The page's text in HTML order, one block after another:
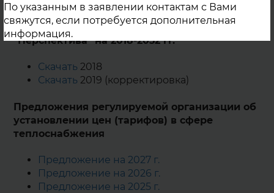
По указанным в заявлении контактам с Вами
свяжутся, если потребуется дополнительная
информация.
Информация об утверждении
инвестиционной программы ООО
"Перспектива" на 2018-2032 гг.
Скачать 2018
Скачать 2019 (корректировка)
Предложения регулируемой организации об
установлении цен (тарифов) в сфере
теплоснабжения
Предложение на 2027 г.
Предложение на 2026 г.
Предложение на 2025 г.